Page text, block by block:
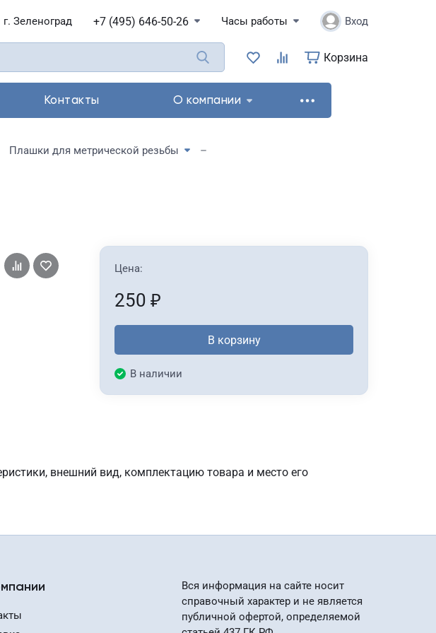
г. Зеленоград +7 (495) 646-50-26 Часы работы Вход
Корзина
Контакты О компании
Плашки для метрической резьбы
Цена:
250 ₽
В корзину
В наличии
внешний вид, комплектацию товара и место его
Вся информация на сайте носит
справочный характер и не является
публичной офертой, определяемой